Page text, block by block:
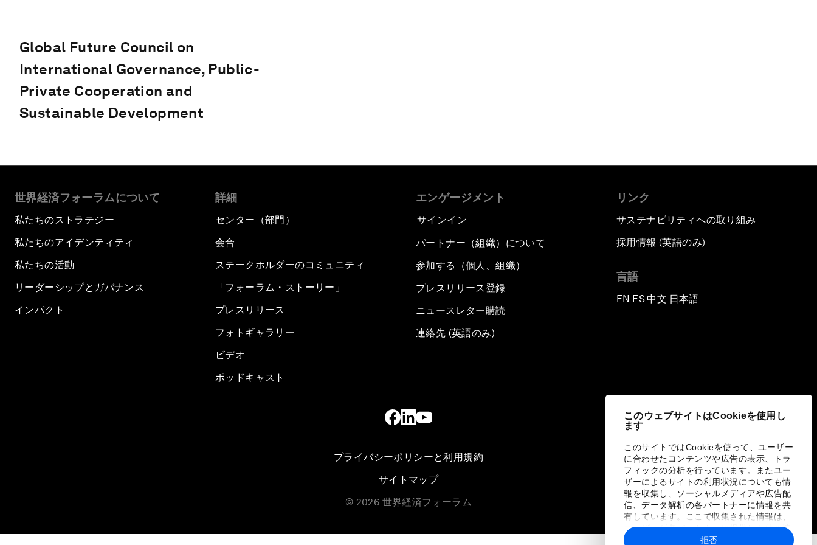
このウェブサイトはCookieを使用し
ます
このサイトではCookieを使って、ユーザー
に合わせたコンテンツや広告の表示、トラ
フィックの分析を行っています。またユー
ザーによるサイトの利用状況についても情
報を収集し、ソーシャルメディアや広告配
信、データ解析の各パートナーに情報を共
有しています。ここで収集された情報は、
ユーザーが各パートナーに提供した他の情
報や各パートナーのサービスを使用した際
拒否
Global Future Council on
International Governance, Public-
Private Cooperation and
Sustainable Development
世界経済フォーラムについて
私たちのストラテジー
私たちのアイデンティティ
私たちの活動
リーダーシップとガバナンス
インパクト
詳細
センター（部門）
会合
ステークホルダーのコミュニティ
「フォーラム・ストーリー」
プレスリリース
フォトギャラリー
ビデオ
ポッドキャスト
エンゲージメント
サインイン
パートナー（組織）について
参加する（個人、組織）
プレスリリース登録
ニュースレター購読
連絡先 (英語のみ)
リンク
サステナビリティへの取り組み
採用情報 (英語のみ)
言語
EN ▪ES▪中文▪ 日本語
プライバシーポリシーと利用規約
サイトマップ
© 2026 世界経済フォーラム